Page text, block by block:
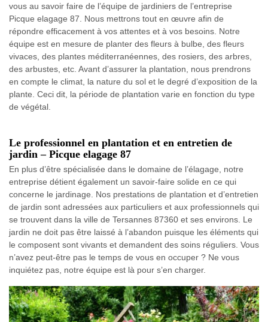
vous au savoir faire de l’équipe de jardiniers de l’entreprise
Picque elagage 87. Nous mettrons tout en œuvre afin de
répondre efficacement à vos attentes et à vos besoins. Notre
équipe est en mesure de planter des fleurs à bulbe, des fleurs
vivaces, des plantes méditerranéennes, des rosiers, des arbres,
des arbustes, etc. Avant d’assurer la plantation, nous prendrons
en compte le climat, la nature du sol et le degré d’exposition de la
plante. Ceci dit, la période de plantation varie en fonction du type
de végétal.
Le professionnel en plantation et en entretien de
jardin – Picque elagage 87
En plus d’être spécialisée dans le domaine de l’élagage, notre
entreprise détient également un savoir-faire solide en ce qui
concerne le jardinage. Nos prestations de plantation et d’entretien
de jardin sont adressées aux particuliers et aux professionnels qui
se trouvent dans la ville de Tersannes 87360 et ses environs. Le
jardin ne doit pas être laissé à l’abandon puisque les éléments qui
le composent sont vivants et demandent des soins réguliers. Vous
n’avez peut-être pas le temps de vous en occuper ? Ne vous
inquiétez pas, notre équipe est là pour s’en charger.